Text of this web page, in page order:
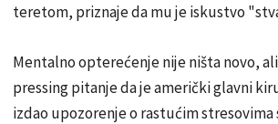
teretom, priznaje da mu je iskustvo
Mentalno opterećenje nije ništa novo,
pressing pitanje da je američki glavni
izdao upozorenje o rastućim stresovima